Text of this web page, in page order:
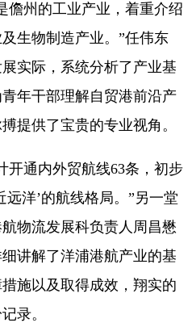
州的工业产业，着重介绍
生物制造产业。”任伟东
实际，系统分析了产业基
年干部理解自贸港前沿产
提供了宝贵的专业视角。
通内外贸航线63条，初步
远洋’的航线格局。”另一堂
物流发展科负责人周昌懋
讲解了洋浦港航产业的基
施以及取得成效，翔实的
录。